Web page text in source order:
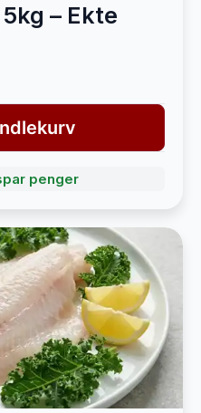
– Ekte
penger